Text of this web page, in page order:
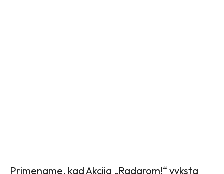
Primename, kad Akcija „Radarom!“ vyksta